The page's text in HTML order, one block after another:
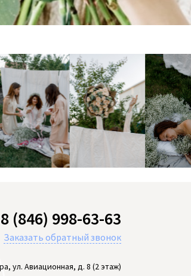
8 (846) 998-63-63
Заказать обратный звонок
ул. Авиационная, д. 8 (2 этаж)